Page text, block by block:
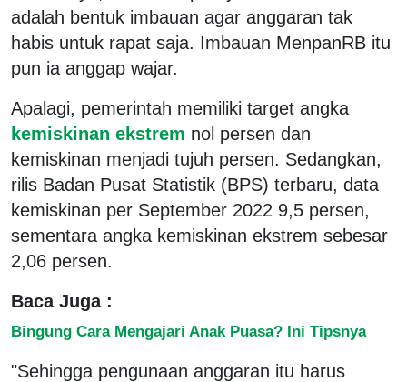
adalah bentuk imbauan agar anggaran tak
habis untuk rapat saja. Imbauan MenpanRB itu
pun ia anggap wajar.
Apalagi, pemerintah memiliki target angka
kemiskinan ekstrem nol persen dan
kemiskinan menjadi tujuh persen. Sedangkan,
rilis Badan Pusat Statistik (BPS) terbaru, data
kemiskinan per September 2022 9,5 persen,
sementara angka kemiskinan ekstrem sebesar
2,06 persen.
Baca Juga :
Bingung Cara Mengajari Anak Puasa? Ini Tipsnya
"Sehingga pengunaan anggaran itu harus